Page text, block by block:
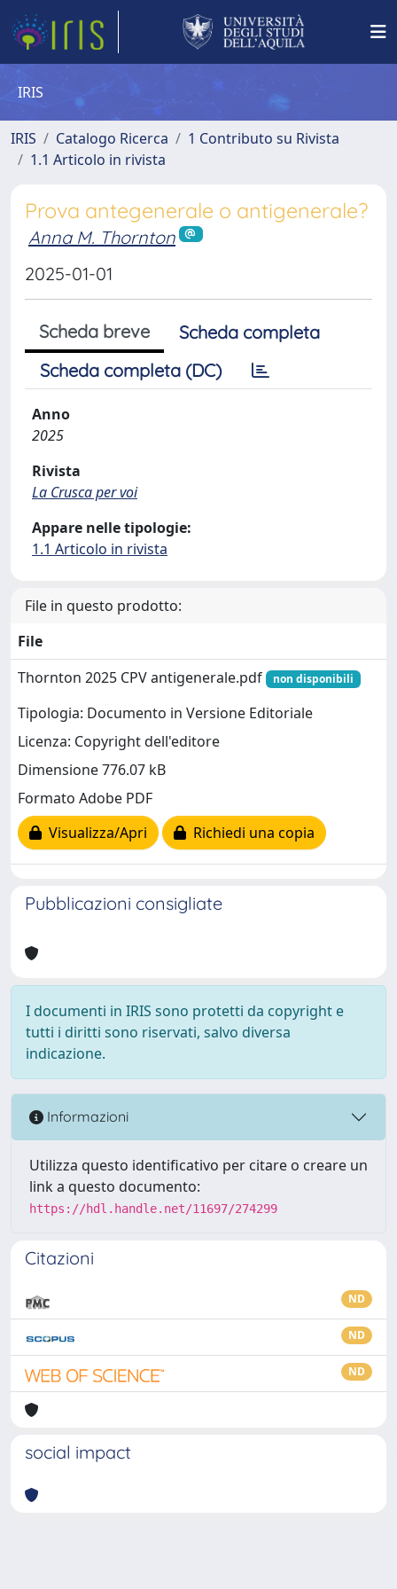
IRIS
IRIS Catalogo Ricerca
1 Contributo su Rivista
1.1 Articolo in rivista
Prova antegenerale o antigenerale?
Anna M. Thornton
2025-01-01
Scheda breve
Scheda completa
Scheda completa (DC)
Anno
2025
Rivista
La Crusca per voi
Appare nelle tipologie:
1.1 Articolo in rivista
File in questo prodotto:
File
Thornton 2025 CPV antigenerale.pdf
non disponibili
Tipologia: Documento in Versione Editoriale
Licenza: Copyright dell'editore
Dimensione 776.07 kB
Formato Adobe PDF
Visualizza/Apri
Richiedi una copia
Pubblicazioni consigliate
I documenti in IRIS sono protetti da copyright e
tutti i diritti sono riservati, salvo diversa
indicazione.
Informazioni
Utilizza questo identificativo per citare o creare un
link a questo documento:
https://hdl.handle.net/11697/274299
Citazioni
ND
ND
ND
social impact